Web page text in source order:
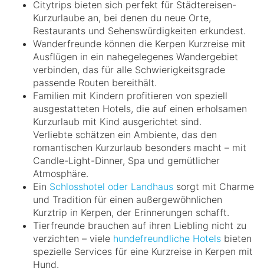
Citytrips bieten sich perfekt für Städtereisen-
Kurzurlaube an, bei denen du neue Orte,
Restaurants und Sehenswürdigkeiten erkundest.
Wanderfreunde können die Kerpen Kurzreise mit
Ausflügen in ein nahegelegenes Wandergebiet
verbinden, das für alle Schwierigkeitsgrade
passende Routen bereithält.
Familien mit Kindern profitieren von speziell
ausgestatteten Hotels, die auf einen erholsamen
Kurzurlaub mit Kind ausgerichtet sind.
Verliebte schätzen ein Ambiente, das den
romantischen Kurzurlaub besonders macht – mit
Candle-Light-Dinner, Spa und gemütlicher
Atmosphäre.
Ein Schlosshotel oder Landhaus sorgt mit Charme
und Tradition für einen außergewöhnlichen
Kurztrip in Kerpen, der Erinnerungen schafft.
Tierfreunde brauchen auf ihren Liebling nicht zu
verzichten – viele hundefreundliche Hotels bieten
spezielle Services für eine Kurzreise in Kerpen mit
Hund.